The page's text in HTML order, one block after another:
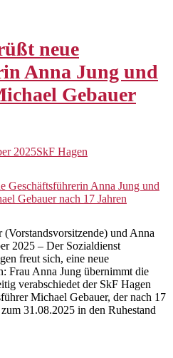
neue
Anna Jung und
Gebauer
2025SkF Hagen
und Anna
2025 – Der Sozialdienst
freut sich, eine neue
Frau Anna Jung übernimmt die
verabschiedet der SkF Hagen
Michael Gebauer, der nach 17
31.08.2025 in den Ruhestand